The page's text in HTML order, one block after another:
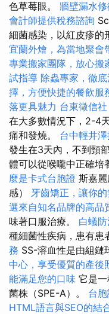
色草莓眼。 牆壁漏水
會計師提供稅務諮詢
細菌感染，以紅皮疹的
宜蘭外燴，為當地聚會
專業搬家團隊，放心搬
試指導 除蟲專家，徹
擇，方便快捷的餐飲服
落更具魅力 台東徵信
在大多數情況下，2-4
痛和發燒。 台中輕井
發生在3天內，不到頸
體可以從喉嚨中正確培
麼是卡式台胞證 斯嘉
感） 牙齒矯正，讓你
選來自知名品牌的高品
味著口服治療。 白蟻
種細菌性疾病，患有患
務 SS-溶血性是由組鏈
中心，享受優質的產後
能滿足您的口味 它是
菌株（SPE-A）。 台
HTML語言與SEO的結